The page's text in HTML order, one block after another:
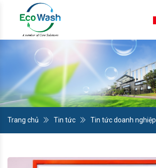
Trang chủ Tin tức Tin tức doanh nghiệp